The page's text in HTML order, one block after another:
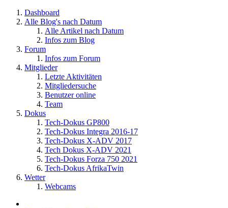
Dashboard
Alle Blog's nach Datum
Alle Artikel nach Datum
Infos zum Blog
Forum
Infos zum Forum
Mitglieder
Letzte Aktivitäten
Mitgliedersuche
Benutzer online
Team
Dokus
Tech-Dokus GP800
Tech-Dokus Integra 2016-17
Tech-Dokus X-ADV 2017
Tech Dokus X-ADV 2021
Tech-Dokus Forza 750 2021
Tech-Dokus AfrikaTwin
Wetter
Webcams